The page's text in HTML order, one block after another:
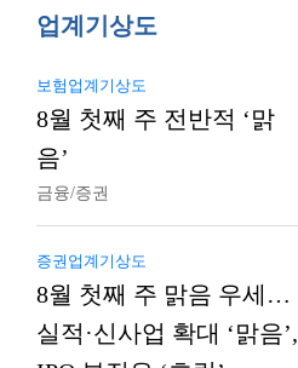
업계기상도
보험업계기상도
8월 첫째 주 전반적 ‘맑
음’
금융/증권
증권업계기상도
8월 첫째 주 맑음 우세…
실적·신사업 확대 ‘맑음’,